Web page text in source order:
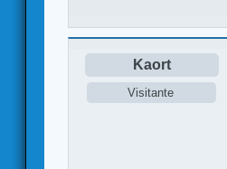
Kaort
Visitante